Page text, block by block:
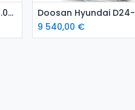
IVECO FPT N67MNTX20.00 ( 129 kW ) dieselmoottori
Lisää ostoskoriin
9 540,00 €